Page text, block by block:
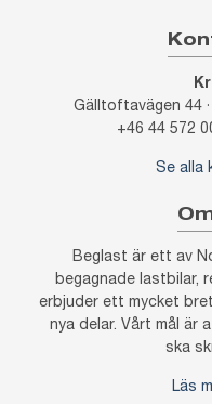
Gälltoftavägen 44
+46 44 572
Se alla
Beglast är ett av
begagnade lastbilar,
erbjuder ett mycket
nya delar. Vårt mål är
ska
Läs